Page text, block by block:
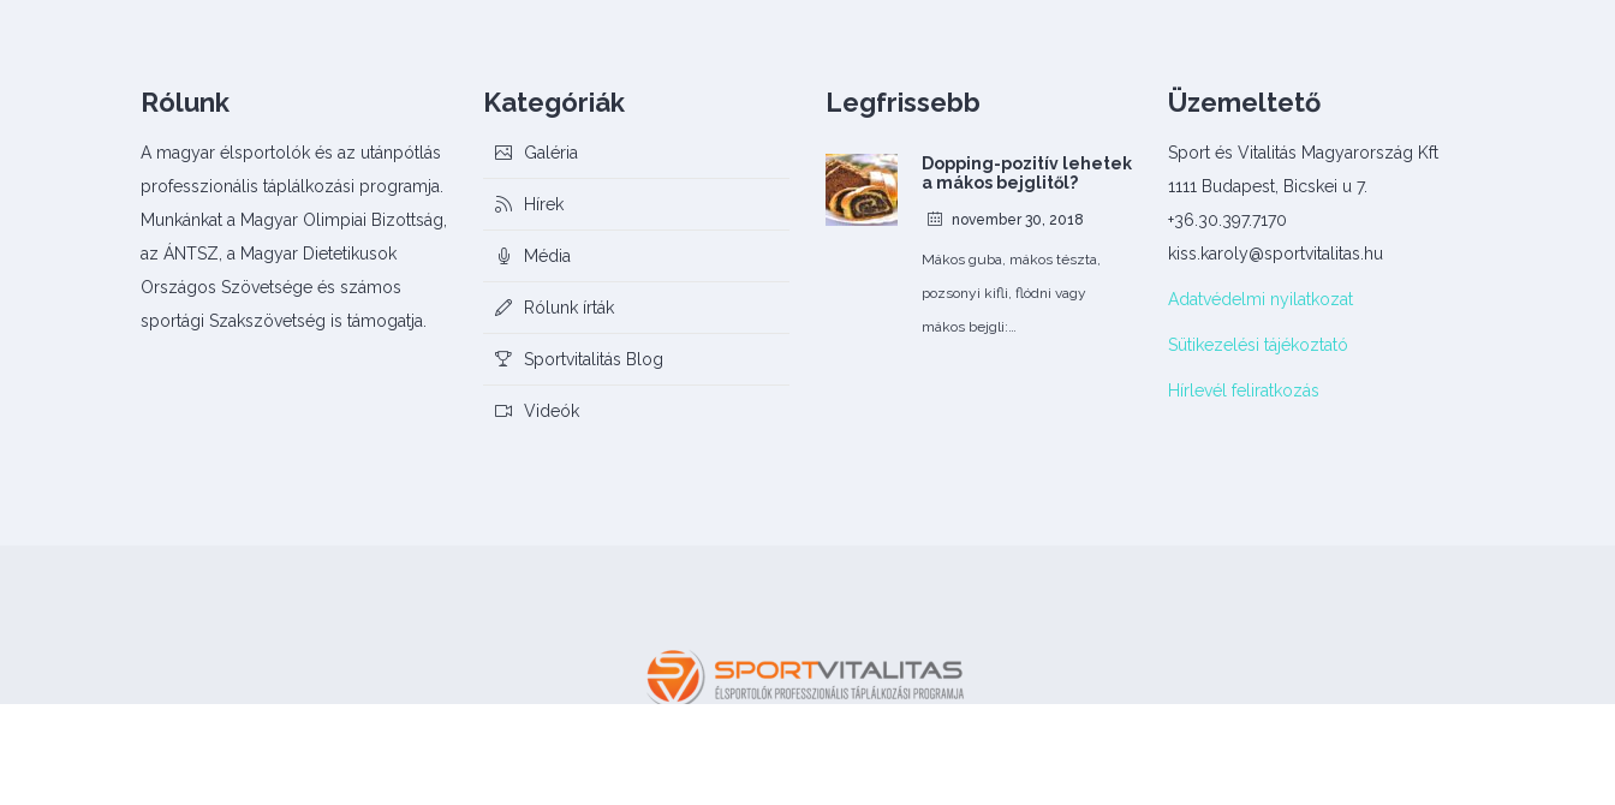
Rólunk
A magyar élsportolók és az utánpótlás
professzionális táplálkozási programja.
Munkánkat a Magyar Olimpiai Bizottság,
az ÁNTSZ, a Magyar Dietetikusok
Országos Szövetsége és számos
sportági Szakszövetség is támogatja.
Kategóriák
Galéria
Hírek
Média
Rólunk írták
Sportvitalitás Blog
Videók
Legfrissebb
Dopping-pozitív lehetek
a mákos bejglitől?
november 30, 2018
Mákos guba, mákos tészta,
pozsonyi kifli, flódni vagy
mákos bejgli:…
Üzemeltető
Sport és Vitalitás Magyarország Kft
1111 Budapest, Bicskei u 7.
+36.30.397.7170
kiss.karoly@sportvitalitas.hu
Adatvédelmi nyilatkozat
Sütikezelési tájékoztató
Hírlevél feliratkozás